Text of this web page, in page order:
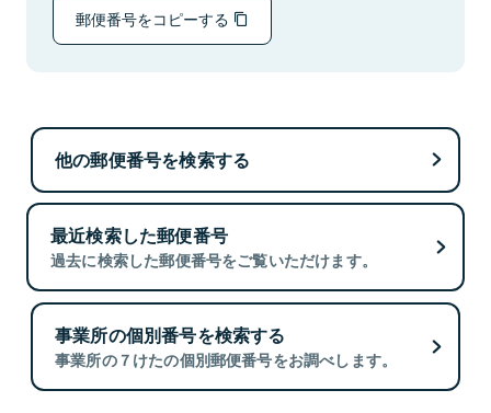
郵便番号をコピーする
他の郵便番号を検索する
最近検索した郵便番号
過去に検索した郵便番号をご覧いただけます。
事業所の個別番号を検索する
事業所の７けたの個別郵便番号をお調べします。